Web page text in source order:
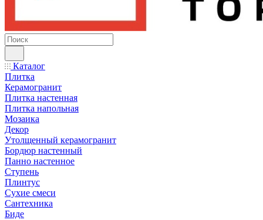
Каталог
Плитка
Керамогранит
Плитка настенная
Плитка напольная
Мозаика
Декор
Утолщенный керамогранит
Бордюр настенный
Панно настенное
Ступень
Плинтус
Сухие смеси
Сантехника
Биде